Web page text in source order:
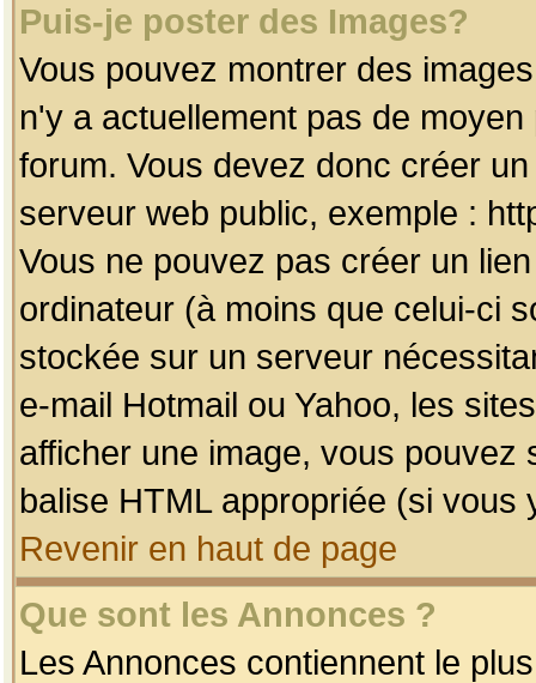
Puis-je poster des Images?
Vous pouvez montrer des
n'y a actuellement pas de
forum. Vous devez donc créer
serveur web public, exemple :
Vous ne pouvez pas créer un
ordinateur (à moins que celui-ci
stockée sur un serveur
e-mail Hotmail ou Yahoo, les
afficher une image, vous pouvez
balise HTML appropriée (si vous
Revenir en haut de page
Que sont les Annonces ?
Les Annonces contiennent le